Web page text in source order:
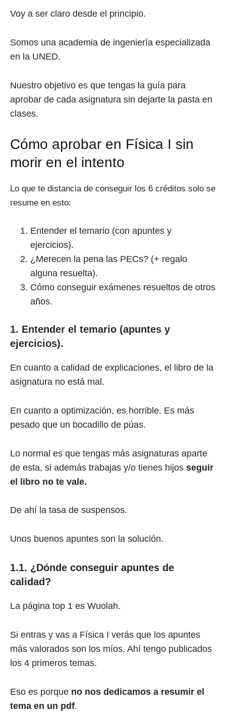
Voy a ser claro desde el principio.
Somos una academia de ingeniería especializada
en la UNED.
Nuestro objetivo es que tengas la guía para
aprobar de cada asignatura sin dejarte la pasta en
clases.
Cómo aprobar en Física I sin
morir en el intento
Lo que te distancia de conseguir los 6 créditos solo se
resume en esto:
Entender el temario (con apuntes y
ejercicios).
¿Merecen la pena las PECs? (+ regalo
alguna resuelta).
Cómo conseguir exámenes resueltos de otros
años.
1. Entender el temario (apuntes y
ejercicios).
En cuanto a calidad de explicaciones, el libro de la
asignatura no está mal.
En cuanto a optimización, es horrible. Es más
pesado que un bocadillo de púas.
Lo normal es que tengas más asignaturas aparte
de esta, si además trabajas y/o tienes hijos seguir
el libro no te vale.
De ahí la tasa de suspensos.
Unos buenos apuntes son la solución.
1.1. ¿Dónde conseguir apuntes de
calidad?
La página top 1 es Wuolah.
Si entras y vas a Física I verás que los apuntes
más valorados son los míos. Ahí tengo publicados
los 4 primeros temas.
Eso es porque no nos dedicamos a resumir el
tema en un pdf.